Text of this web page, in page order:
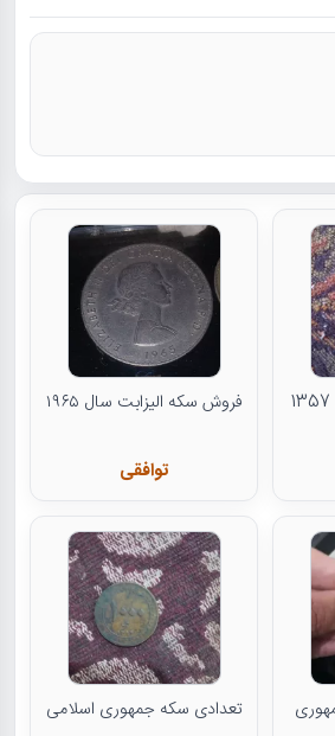
فروش سکه الیزابت سال ۱۹۶۵
توافقی
تعدادی سکه جمهوری اسلامی